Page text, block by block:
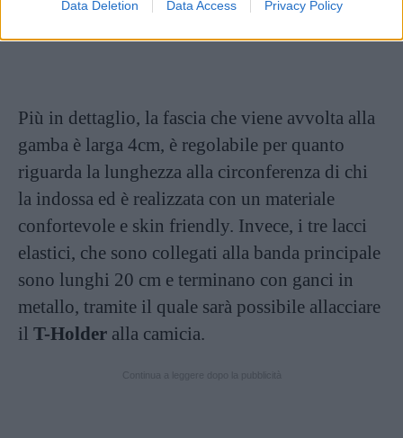
Data Deletion Data Access Privacy Policy
Più in dettaglio, la fascia che viene avvolta alla
gamba è larga 4cm, è regolabile per quanto
riguarda la lunghezza alla circonferenza di chi
la indossa ed è realizzata con un materiale
confortevole e skin friendly. Invece, i tre lacci
elastici, che sono collegati alla banda principale
sono lunghi 20 cm e terminano con ganci in
metallo, tramite il quale sarà possibile allacciare
il T-Holder alla camicia.